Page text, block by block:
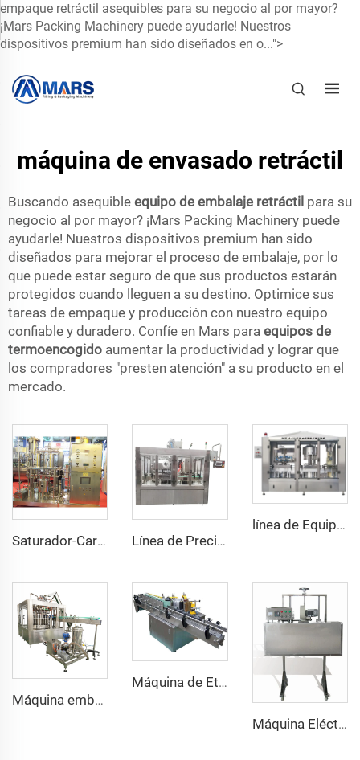
empaque retráctil asequibles para su negocio al por mayor?
¡Mars Packing Machinery puede ayudarle! Nuestros
dispositivos premium han sido diseñados en o...">
máquina de envasado retráctil
Buscando asequible equipo de embalaje retráctil para su
negocio al por mayor? ¡Mars Packing Machinery puede
ayudarle! Nuestros dispositivos premium han sido
diseñados para mejorar el proceso de embalaje, por lo
que puede estar seguro de que sus productos estarán
protegidos cuando lleguen a su destino. Optimice sus
tareas de empaque y producción con nuestro equipo
confiable y duradero. Confíe en Mars para equipos de
termoencogido aumentar la productividad y lograr que
los compradores "presten atención" a su producto en el
mercado.
Saturador-Carbonatador de CO2 de Acero Inoxidable SUS304, Mezclador de Bebidas con 5 Tanques para Jarabes y Saturación Línea de Precio de Máquina de Llenado y Sellado para Botellas de Leche
línea de Equipos Máquina automática rotativa de vacío para botellas de vino 16 Cabezales 12 Cabezales 2000BPH 750ML
Máquina embotelladora de cerveza para microcervecería compacta
Máquina de Etiquetado con Papel mediante Cola Fría o Húmeda para Botellas de Cerveza y Vidrio
Máquina Eléctrica de Túnel de Calor para Encoger Mangas de Seguridad en Cuellos de Botellas